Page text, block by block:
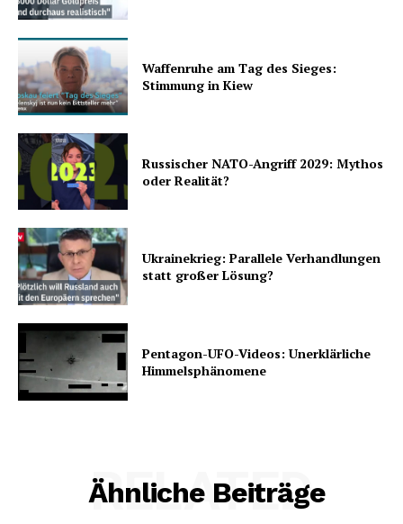
Waffenruhe am Tag des Sieges:
Stimmung in Kiew
Russischer NATO-Angriff 2029: Mythos
oder Realität?
Ukrainekrieg: Parallele Verhandlungen
statt großer Lösung?
Pentagon-UFO-Videos: Unerklärliche
Himmelsphänomene
Ähnliche Beiträge
RELATED